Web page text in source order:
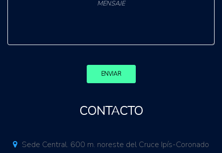
ENVIAR
CONTACTO
Sede Central. 600 m. noreste del Cruce Ipís-Coronado